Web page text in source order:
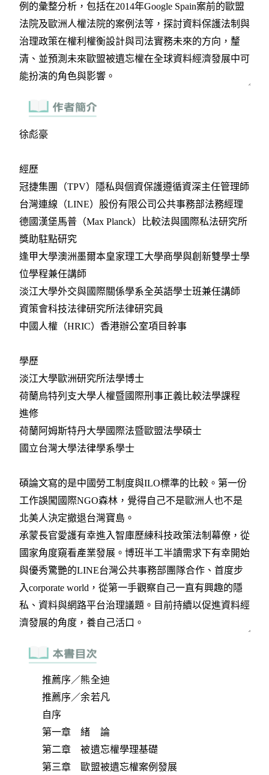
推薦序／熊全迪
推薦序／余若凡
自序
第一章 緒 論
第二章 被遺忘權學理基礎
第三章 歐盟被遺忘權案例發展